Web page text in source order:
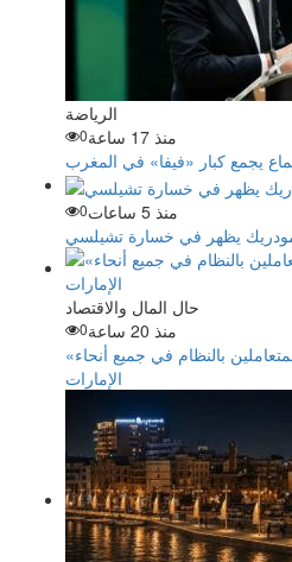
الرياضة
منذ 17 ساعة
0
يجمع كبار «فيفا» في المغرب
منذ 5 ساعات
0
يظهر في خسارة تشيلسي
حال المال والاقتصاد
منذ 20 ساعة
0
«الاتحادية للضرائب»: زيادة المتعاملين بالنظام في جميع أنحاء
الإمارات